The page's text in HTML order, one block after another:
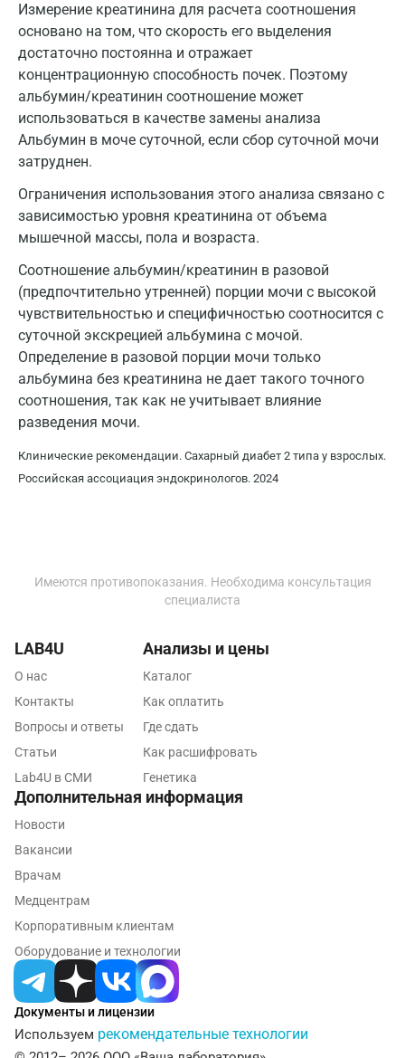
Измерение креатинина для расчета соотношения
основано на том, что скорость его выделения
достаточно постоянна и отражает
концентрационную способность почек. Поэтому
альбумин/креатинин соотношение может
использоваться в качестве замены анализа
Альбумин в моче суточной, если сбор суточной мочи
затруднен.
Ограничения использования этого анализа связано с
зависимостью уровня креатинина от объема
мышечной массы, пола и возраста.
Соотношение альбумин/креатинин в разовой
(предпочтительно утренней) порции мочи с высокой
чувствительностью и специфичностью соотносится с
суточной экскрецией альбумина с мочой.
Определение в разовой порции мочи только
альбумина без креатинина не дает такого точного
соотношения, так как не учитывает влияние
разведения мочи.
Клинические рекомендации. Сахарный диабет 2 типа у взрослых.
Российская ассоциация эндокринологов. 2024
Коломна
Королев
Кострома
Котельники
Краснодар
Красноярск
Лабинск
Липецк
Лобня
Люберцы
Майкоп
Набережные Челны
Нижневартовск
Нижнекамск
Новороссийск
Ногинск
Омск
Орел
Имеются противопоказания. Необходима консультация
специалиста
Документы и лицензии
Используем рекомендательные технологии
LAB4U
О нас
Контакты
Вопросы и ответы
Статьи
Lab4U в СМИ
Анализы и цены
Каталог
Как оплатить
Где сдать
Как расшифровать
Генетика
Дополнительная информация
Новости
Вакансии
Врачам
Медцентрам
Корпоративным клиентам
Оборудование и технологии